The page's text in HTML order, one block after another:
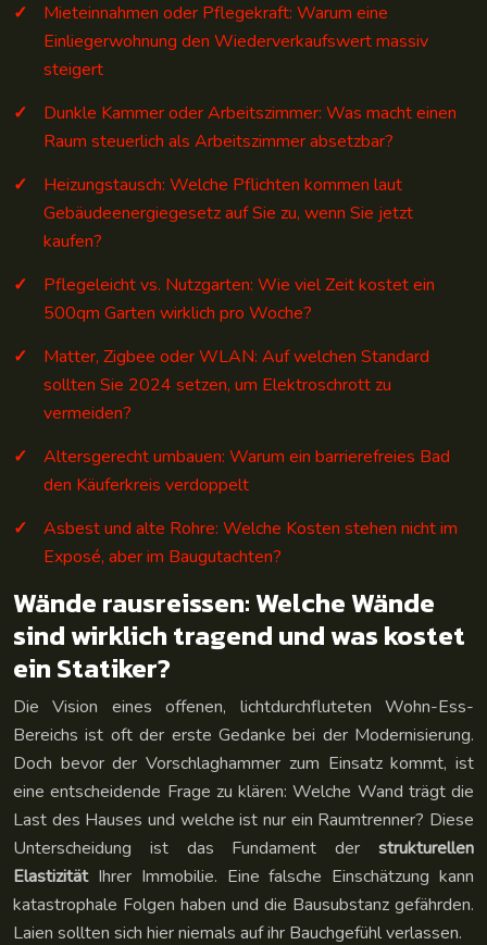
Mieteinnahmen oder Pflegekraft: Warum eine
Einliegerwohnung den Wiederverkaufswert massiv
steigert
Dunkle Kammer oder Arbeitszimmer: Was macht einen
Raum steuerlich als Arbeitszimmer absetzbar?
Heizungstausch: Welche Pflichten kommen laut
Gebäudeenergiegesetz auf Sie zu, wenn Sie jetzt
kaufen?
Pflegeleicht vs. Nutzgarten: Wie viel Zeit kostet ein
500qm Garten wirklich pro Woche?
Matter, Zigbee oder WLAN: Auf welchen Standard
sollten Sie 2024 setzen, um Elektroschrott zu
vermeiden?
Altersgerecht umbauen: Warum ein barrierefreies Bad
den Käuferkreis verdoppelt
Asbest und alte Rohre: Welche Kosten stehen nicht im
Exposé, aber im Baugutachten?
Wände rausreissen: Welche Wände
sind wirklich tragend und was kostet
ein Statiker?
Die Vision eines offenen, lichtdurchfluteten Wohn-Ess-
Bereichs ist oft der erste Gedanke bei der Modernisierung.
Doch bevor der Vorschlaghammer zum Einsatz kommt, ist
eine entscheidende Frage zu klären: Welche Wand trägt die
Last des Hauses und welche ist nur ein Raumtrenner? Diese
Unterscheidung ist das Fundament der strukturellen
ElastizitätIhrer Immobilie. Eine falsche Einschätzung kann
katastrophale Folgen haben und die Bausubstanz gefährden.
Laien sollten sich hier niemals auf ihr Bauchgefühl verlassen.